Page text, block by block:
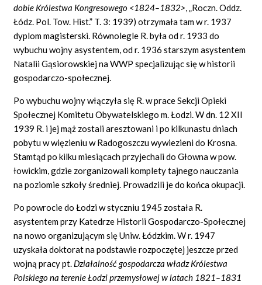
dobie Królestwa Kongresowego <1824–1832>, „Roczn. Oddz.
Łódz. Pol. Tow. Hist.” T. 3: 1939) otrzymała tam w r. 1937
dyplom magisterski. Równolegle R. była od r. 1933 do
wybuchu wojny asystentem, od r. 1936 starszym asystentem
Natalii Gąsiorowskiej na WWP specjalizując się w historii
gospodarczo-społecznej.
Po wybuchu wojny włączyła się R. w prace Sekcji Opieki
Społecznej Komitetu Obywatelskiego m. Łodzi. W dn. 12 XII
1939 R. i jej mąż zostali aresztowani i po kilkunastu dniach
pobytu w więzieniu w Radogoszczu wywiezieni do Krosna.
Stamtąd po kilku miesiącach przyjechali do Głowna w pow.
łowickim, gdzie zorganizowali komplety tajnego nauczania
na poziomie szkoły średniej. Prowadzili je do końca okupacji.
Po powrocie do Łodzi w styczniu 1945 została R.
asystentem przy Katedrze Historii Gospodarczo-Społecznej
na nowo organizującym się Uniw. Łódzkim. W r. 1947
uzyskała doktorat na podstawie rozpoczętej jeszcze przed
wojną pracy pt. Działalność gospodarcza władz Królestwa
Polskiego na terenie Łodzi przemysłowej w latach 1821–1831